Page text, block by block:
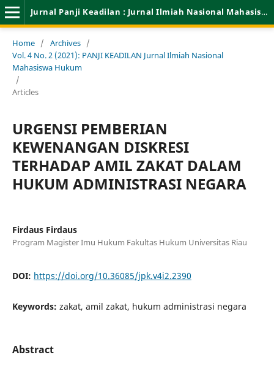
Jurnal Panji Keadilan : Jurnal Ilmiah Nasional Mahasiswa Hukum
Home / Archives /
Vol. 4 No. 2 (2021): PANJI KEADILAN Jurnal Ilmiah Nasional
Mahasiswa Hukum
/
Articles
URGENSI PEMBERIAN
KEWENANGAN DISKRESI
TERHADAP AMIL ZAKAT DALAM
HUKUM ADMINISTRASI NEGARA
Firdaus Firdaus
Program Magister Imu Hukum Fakultas Hukum Universitas Riau
DOI: https://doi.org/10.36085/jpk.v4i2.2390
Keywords: zakat, amil zakat, hukum administrasi negara
Abstract